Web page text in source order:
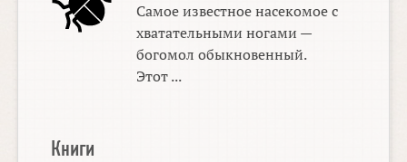
Самое известное насекомое с
хватательными ногами —
богомол обыкновенный.
Этот ...
Книги